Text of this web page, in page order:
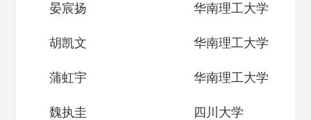
晏宸扬 华南理工大学
胡凯文 华南理工大学
蒲虹宇 华南理工大学
魏执圭 四川大学